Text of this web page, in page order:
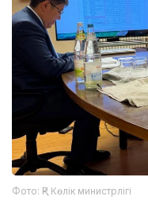
Фото: ҚР Көлік министрлігі